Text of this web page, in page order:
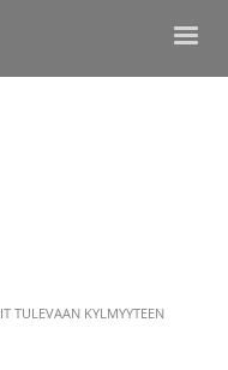
TULEVAAN KYLMYYTEEN